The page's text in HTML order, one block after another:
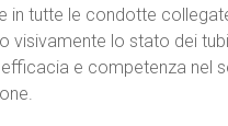
in tutte le condotte
visivamente lo stato dei
e competenza nel